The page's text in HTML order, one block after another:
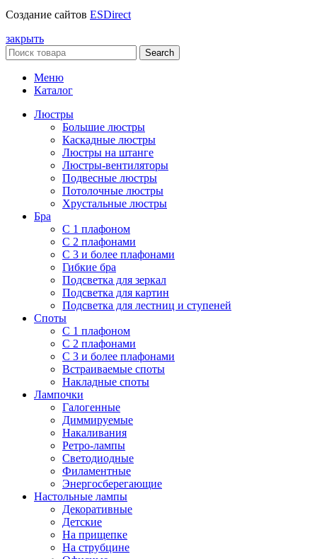
Создание сайтов ESDirect
закрыть
Search
Меню
Каталог
Люстры
Большие люстры
Каскадные люстры
Люстры на штанге
Люстры-вентиляторы
Подвесные люстры
Потолочные люстры
Хрустальные люстры
Бра
С 1 плафоном
С 2 плафонами
С 3 и более плафонами
Гибкие бра
Подсветка для зеркал
Подсветка для картин
Подсветка для лестниц и ступеней
Споты
С 1 плафоном
С 2 плафонами
С 3 и более плафонами
Встраиваемые споты
Накладные споты
Лампочки
Галогенные
Диммируемые
Накаливания
Ретро-лампы
Светодиодные
Филаментные
Энергосберегающие
Настольные лампы
Декоративные
Детские
На прищепке
На струбцине